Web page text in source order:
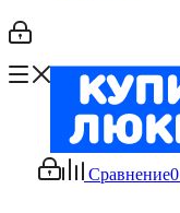
Сравнение0